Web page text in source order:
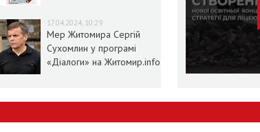
17.04.2024, 10:29
Мер Житомира Сергій
Сухомлин у програмі
«Діалоги» на Житомир.info